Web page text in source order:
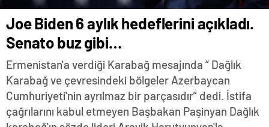
Joe Biden 6 aylık hedeflerini açıkladı.
Senato buz gibi…
Ermenistan'a verdiği Karabağ mesajında “ Dağlık
Karabağ ve çevresindeki bölgeler Azerbaycan
Cumhuriyeti'nin ayrılmaz bir parçasıdır” dedi. İstifa
çağrılarını kabul etmeyen Başbakan Paşinyan Dağlık